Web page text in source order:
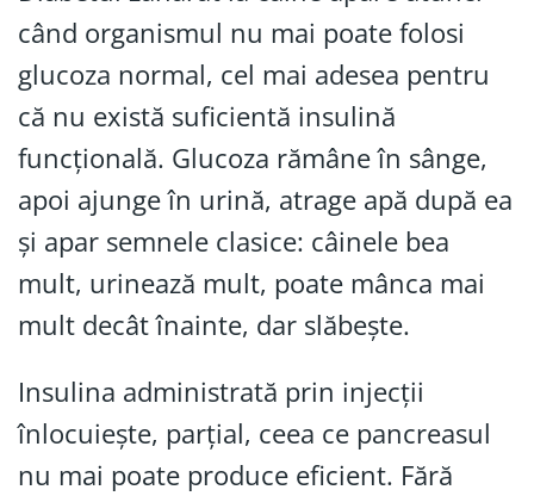
când organismul nu mai poate folosi
glucoza normal, cel mai adesea pentru
că nu există suficientă insulină
funcțională. Glucoza rămâne în sânge,
apoi ajunge în urină, atrage apă după ea
și apar semnele clasice: câinele bea
mult, urinează mult, poate mânca mai
mult decât înainte, dar slăbește.
Insulina administrată prin injecții
înlocuiește, parțial, ceea ce pancreasul
nu mai poate produce eficient. Fără